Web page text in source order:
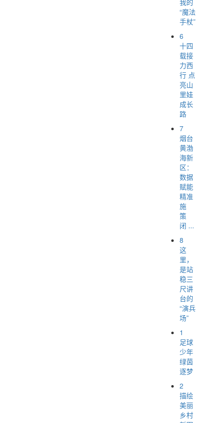
“魔法
手杖”
6
十四
载接
力西
行 点
亮山
里娃
成长
路
7
烟台
黄渤
海新
区：
数据
赋能
精准
施
策
闭 ...
8
这
里，
是站
稳三
尺讲
台的
“演兵
场”
1
足球
少年
绿茵
逐梦
2
描绘
美丽
乡村